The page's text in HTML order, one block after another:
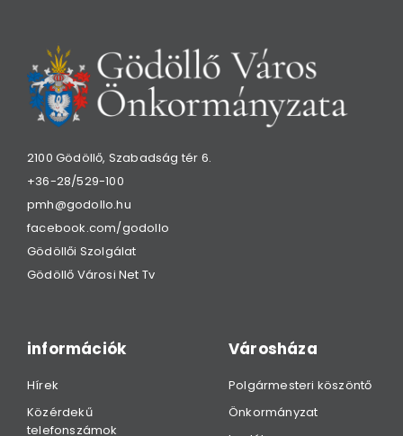
2100 Gödöllő, Szabadság tér 6.
+36-28/529-100
pmh@godollo.hu
facebook.com/godollo
Gödöllői Szolgálat
Gödöllő Városi Net Tv
információk
Hírek
Közérdekű
telefonszámok
Városháza
Polgármesteri köszöntő
Önkormányzat